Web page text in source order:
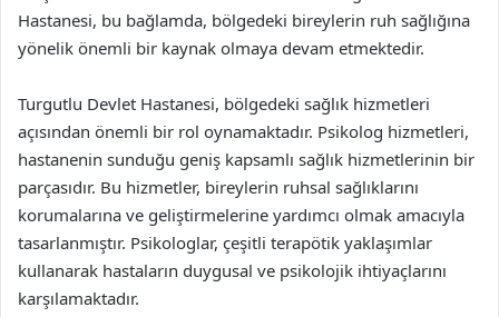
Hastanesi, bu bağlamda, bölgedeki bireylerin ruh sağlığına
yönelik önemli bir kaynak olmaya devam etmektedir.
Turgutlu Devlet Hastanesi, bölgedeki sağlık hizmetleri
açısından önemli bir rol oynamaktadır. Psikolog hizmetleri,
hastanenin sunduğu geniş kapsamlı sağlık hizmetlerinin bir
parçasıdır. Bu hizmetler, bireylerin ruhsal sağlıklarını
korumalarına ve geliştirmelerine yardımcı olmak amacıyla
tasarlanmıştır. Psikologlar, çeşitli terapötik yaklaşımlar
kullanarak hastaların duygusal ve psikolojik ihtiyaçlarını
karşılamaktadır.